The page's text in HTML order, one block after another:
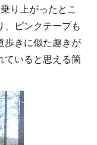
り上がったとこ
、ピンクテープも
歩きに似た趣きが
ていると思える箇